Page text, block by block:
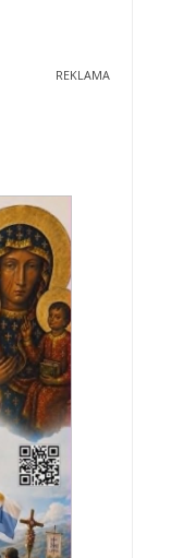
REKLAMA